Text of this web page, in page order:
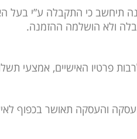
תיחשב כי התקבלה ע”י בעל
ולא הושלמה ההזמנה.
פרטיו האישיים, אמצעי
והעסקה תאושר בכפוף